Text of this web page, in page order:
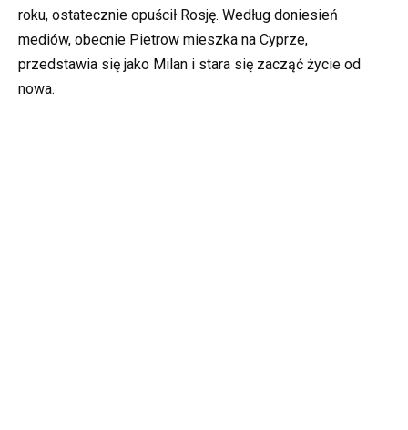
roku, ostatecznie opuścił Rosję. Według doniesień
mediów, obecnie Pietrow mieszka na Cyprze,
przedstawia się jako Milan i stara się zacząć życie od
nowa.